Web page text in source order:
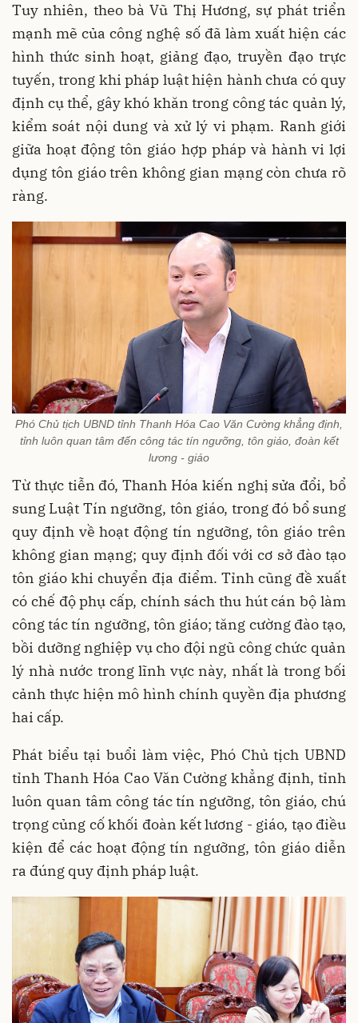
Tuy nhiên, theo bà Vũ Thị Hương, sự phát triển
mạnh mẽ của công nghệ số đã làm xuất hiện các
hình thức sinh hoạt, giảng đạo, truyền đạo trực
tuyến, trong khi pháp luật hiện hành chưa có quy
định cụ thể, gây khó khăn trong công tác quản lý,
kiểm soát nội dung và xử lý vi phạm. Ranh giới
giữa hoạt động tôn giáo hợp pháp và hành vi lợi
dụng tôn giáo trên không gian mạng còn chưa rõ
ràng.
Phó Chủ tịch UBND tỉnh Thanh Hóa Cao Văn Cường khẳng định,
tỉnh luôn quan tâm đến công tác tín ngưỡng, tôn giáo, đoàn kết
lương - giáo
Từ thực tiễn đó, Thanh Hóa kiến nghị sửa đổi, bổ
sung Luật Tín ngưỡng, tôn giáo, trong đó bổ sung
quy định về hoạt động tín ngưỡng, tôn giáo trên
không gian mạng; quy định đối với cơ sở đào tạo
tôn giáo khi chuyển địa điểm. Tỉnh cũng đề xuất
có chế độ phụ cấp, chính sách thu hút cán bộ làm
công tác tín ngưỡng, tôn giáo; tăng cường đào tạo,
bồi dưỡng nghiệp vụ cho đội ngũ công chức quản
lý nhà nước trong lĩnh vực này, nhất là trong bối
cảnh thực hiện mô hình chính quyền địa phương
hai cấp.
Phát biểu tại buổi làm việc, Phó Chủ tịch UBND
tỉnh Thanh Hóa Cao Văn Cường khẳng định, tỉnh
luôn quan tâm công tác tín ngưỡng, tôn giáo, chú
trọng củng cố khối đoàn kết lương - giáo, tạo điều
kiện để các hoạt động tín ngưỡng, tôn giáo diễn
ra đúng quy định pháp luật.